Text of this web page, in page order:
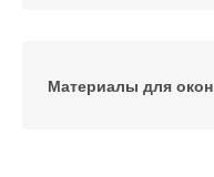
Материалы для окон